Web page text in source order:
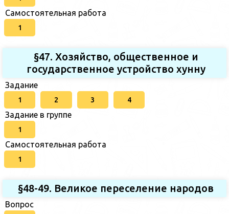
Самостоятельная работа
1
§47. Хозяйство, общественное и
государственное устройство хунну
Задание
1 2 3 4
Задание в группе
1
Самостоятельная работа
1
§48-49. Великое переселение народов
Вопрос